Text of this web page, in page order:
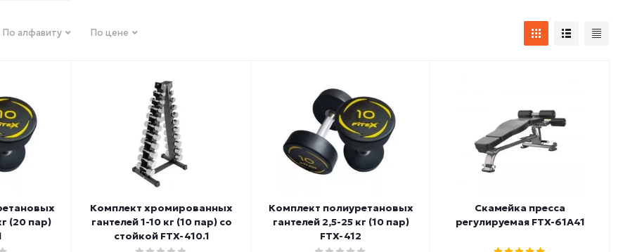
По алфавиту По цене
(20 пар)
Комплект хромированных
гантелей 1-10 кг (10 пар) со
стойкой FTX-410.1
Комплект полиуретановых
гантелей 2,5-25 кг (10 пар)
FTX-412
Скамейка пресса
регулируемая FTX-61A41